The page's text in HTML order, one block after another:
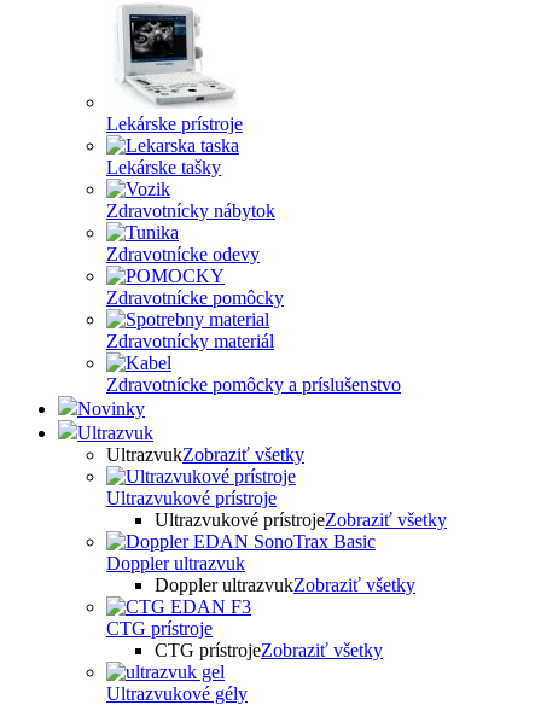
Lekárske prístroje
Lekárske tašky
Zdravotnícky nábytok
Zdravotnícke odevy
Zdravotnícke pomôcky
Zdravotnícky materiál
Zdravotnícke pomôcky a príslušenstvo
Novinky
Ultrazvuk
UltrazvukZobraziť všetky
Ultrazvukové prístroje
Ultrazvukové prístrojeZobraziť všetky
Doppler ultrazvuk
Doppler ultrazvukZobraziť všetky
CTG prístroje
CTG prístrojeZobraziť všetky
Ultrazvukové gély